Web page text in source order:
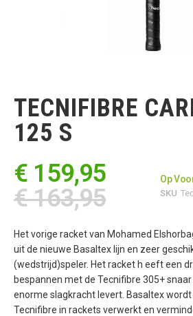
begin
van
de
afbeeldingen-
TECNIFIBRE
125 S
€ 159,95
€ 163,95
Op
SKU
Het vorige racket van Mohamed
uit de nieuwe Basaltex lijn en zeer
(wedstrijd)speler. Het racket h eeft een
bespannen met de Tecnifibre 305+
enorme slagkracht levert. Basaltex
Tecnifibre in rackets verwerkt en